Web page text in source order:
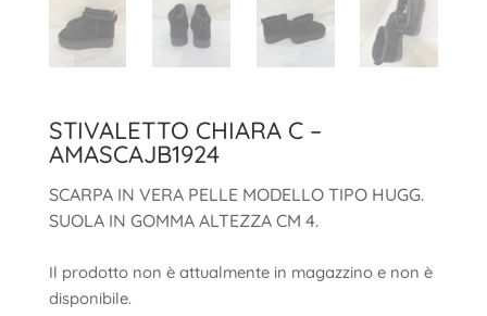
STIVALETTO CHIARA C –
AMASCAJB1924
SCARPA IN VERA PELLE MODELLO TIPO HUGG.
SUOLA IN GOMMA ALTEZZA CM 4.
Il prodotto non è attualmente in magazzino e non è
disponibile.